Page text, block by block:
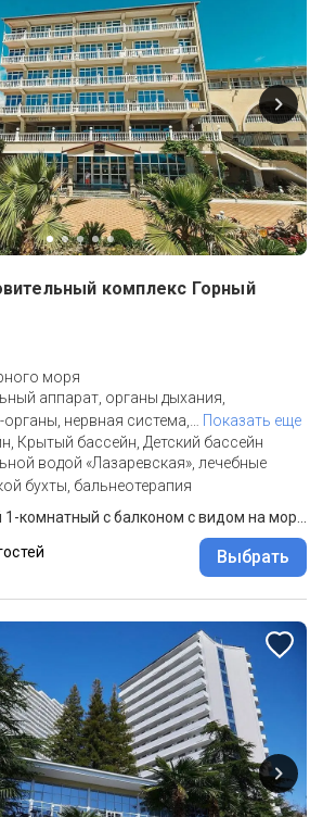
комплекс Горный
моря
аппарат, органы дыхания,
органы, нервная система,… Показать еще
Крытый бассейн, Детский бассейн
водой «Лазаревская», лечебные
бухты, бальнеотерапия
Стандарт 2-местный 1-комнатный с балконом с видом на море корп. В
Выбрать